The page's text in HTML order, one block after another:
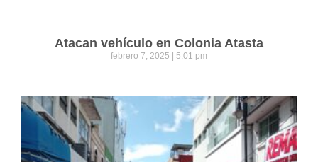
Atacan vehículo en Colonia Atasta
febrero 7, 2025 5:01 pm